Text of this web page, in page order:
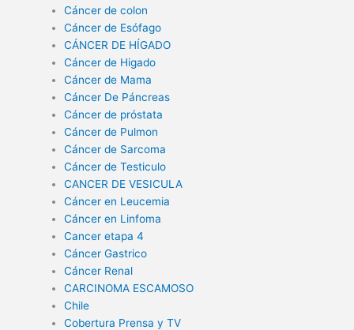
Cáncer de colon
Cáncer de Esófago
CÁNCER DE HÍGADO
Cáncer de Higado
Cáncer de Mama
Cáncer De Páncreas
Cáncer de próstata
Cáncer de Pulmon
Cáncer de Sarcoma
Cáncer de Testiculo
CANCER DE VESICULA
Cáncer en Leucemia
Cáncer en Linfoma
Cancer etapa 4
Cáncer Gastrico
Cáncer Renal
CARCINOMA ESCAMOSO
Chile
Cobertura Prensa y TV